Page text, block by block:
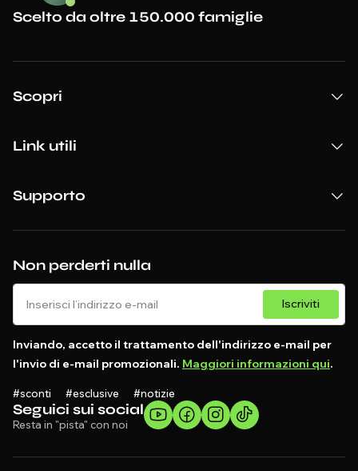
Seguici sui social
Resta in "pista" con noi
Non perderti nulla
Iscriviti
Inviando, accetto il trattamento dell'indirizzo e-mail per
l'invio di e-mail promozionali. Maggiori informazioni qui.
#sconti #esclusive #notizie
Scelto da oltre 150.000 famiglie
Scopri
Link utili
Supporto